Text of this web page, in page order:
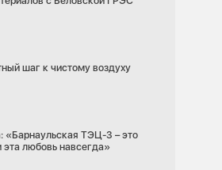
шаг к чистому воздуху
«Барнаульская ТЭЦ-3 – это
любовь навсегда»